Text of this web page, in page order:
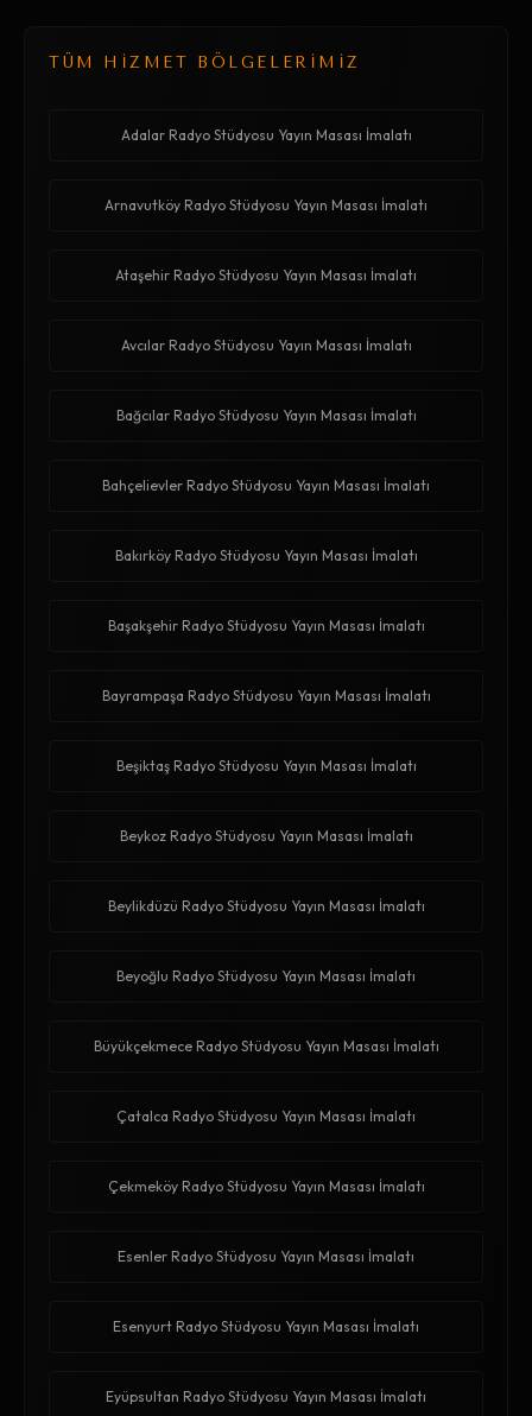
TÜM HİZMET BÖLGELERİMİZ
Adalar Radyo Stüdyosu Yayın Masası İmalatı
Arnavutköy Radyo Stüdyosu Yayın Masası İmalatı
Ataşehir Radyo Stüdyosu Yayın Masası İmalatı
Avcılar Radyo Stüdyosu Yayın Masası İmalatı
Bağcılar Radyo Stüdyosu Yayın Masası İmalatı
Bahçelievler Radyo Stüdyosu Yayın Masası İmalatı
Bakırköy Radyo Stüdyosu Yayın Masası İmalatı
Başakşehir Radyo Stüdyosu Yayın Masası İmalatı
Bayrampaşa Radyo Stüdyosu Yayın Masası İmalatı
Beşiktaş Radyo Stüdyosu Yayın Masası İmalatı
Beykoz Radyo Stüdyosu Yayın Masası İmalatı
Beylikdüzü Radyo Stüdyosu Yayın Masası İmalatı
Beyoğlu Radyo Stüdyosu Yayın Masası İmalatı
Büyükçekmece Radyo Stüdyosu Yayın Masası İmalatı
Çatalca Radyo Stüdyosu Yayın Masası İmalatı
Çekmeköy Radyo Stüdyosu Yayın Masası İmalatı
Esenler Radyo Stüdyosu Yayın Masası İmalatı
Esenyurt Radyo Stüdyosu Yayın Masası İmalatı
Eyüpsultan Radyo Stüdyosu Yayın Masası İmalatı